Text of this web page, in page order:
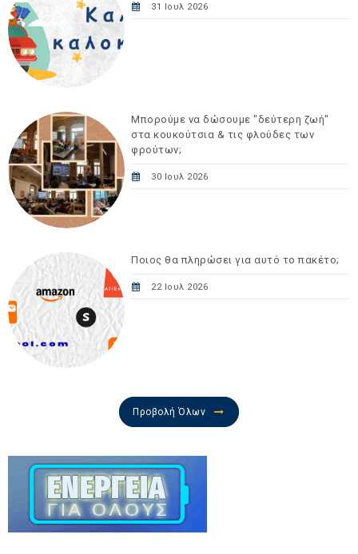
31 Ιουλ 2026
Μπορούμε να δώσουμε "δεύτερη ζωή"
στα κουκούτσια & τις φλούδες των
φρούτων;
30 Ιουλ 2026
Ποιος θα πληρώσει για αυτό το πακέτο;
22 Ιουλ 2026
Προβολή Όλων